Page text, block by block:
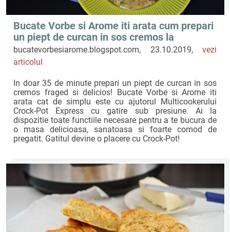
Bucate Vorbe si Arome iti arata cum prepari
un piept de curcan in sos cremos la
Multicookerul Crock-Pot Express
bucatevorbesiarome.blogspot.com, 23.10.2019, vezi
articolul
In doar 35 de minute prepari un piept de curcan in sos
cremos fraged si delicios! Bucate Vorbe si Arome iti
arata cat de simplu este cu ajutorul Multicookerului
Crock-Pot Express cu gatire sub presiune. Ai la
dispozitie toate functiile necesare pentru a te bucura de
o masa delicioasa, sanatoasa si foarte comod de
pregatit. Gatitul devine o placere cu Crock-Pot!